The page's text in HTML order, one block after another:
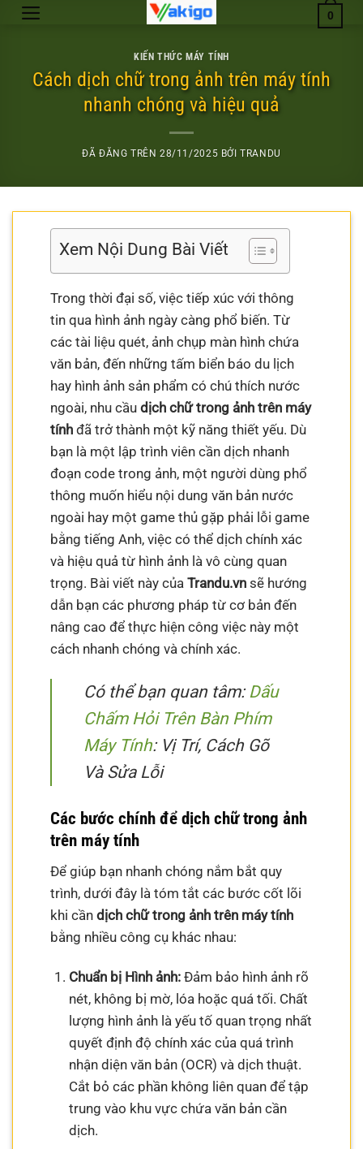
Chuyển
0
KIẾN THỨC MÁY TÍNH
Cách dịch chữ trong ảnh trên máy tính
nhanh chóng và hiệu quả
ĐÃ ĐĂNG TRÊN28/11/2025 BỞITRANDU
Xem Nội Dung Bài Viết
Trong thời đại số, việc tiếp xúc với thông
tin qua hình ảnh ngày càng phổ biến. Từ
các tài liệu quét, ảnh chụp màn hình chứa
văn bản, đến những tấm biển báo du lịch
hay hình ảnh sản phẩm có chú thích nước
ngoài, nhu cầudịch chữ trong ảnh trên máy
tính đã trở thành một kỹ năng thiết yếu. Dù
bạn là một lập trình viên cần dịch nhanh
đoạn code trong ảnh, một người dùng phổ
thông muốn hiểu nội dung văn bản nước
ngoài hay một game thủ gặp phải lỗi game
bằng tiếng Anh, việc có thể dịch chính xác
và hiệu quả từ hình ảnh là vô cùng quan
trọng. Bài viết này củaTrandu.vn sẽ hướng
dẫn bạn các phương pháp từ cơ bản đến
nâng cao để thực hiện công việc này một
cách nhanh chóng và chính xác.
Có thể bạn quan tâm:Dấu
Chấm Hỏi Trên Bàn Phím
Máy Tính: Vị Trí, Cách Gõ
Và Sửa Lỗi
Các bước chính để dịch chữ trong ảnh
trên máy tính
Để giúp bạn nhanh chóng nắm bắt quy
trình, dưới đây là tóm tắt các bước cốt lõi
khi cầndịch chữ trong ảnh trên máy tính
bằng nhiều công cụ khác nhau:
Chuẩn bị Hình ảnh:Đảm bảo hình ảnh rõ
nét, không bị mờ, lóa hoặc quá tối. Chất
lượng hình ảnh là yếu tố quan trọng nhất
quyết định độ chính xác của quá trình
nhận diện văn bản (OCR) và dịch thuật.
Cắt bỏ các phần không liên quan để tập
trung vào khu vực chứa văn bản cần
dịch.